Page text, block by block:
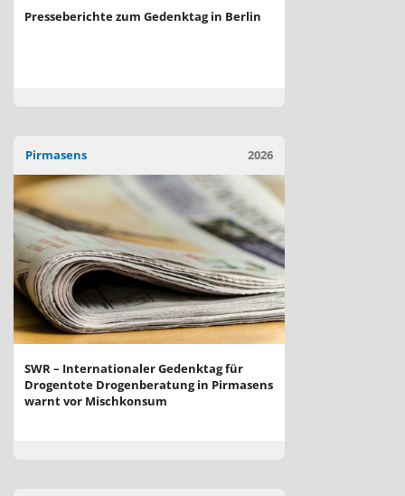
Presseberichte zum Gedenktag in Berlin
2026
Pirmasens
SWR – Internationaler Gedenktag für
Drogentote Drogenberatung in Pirmasens
warnt vor Mischkonsum